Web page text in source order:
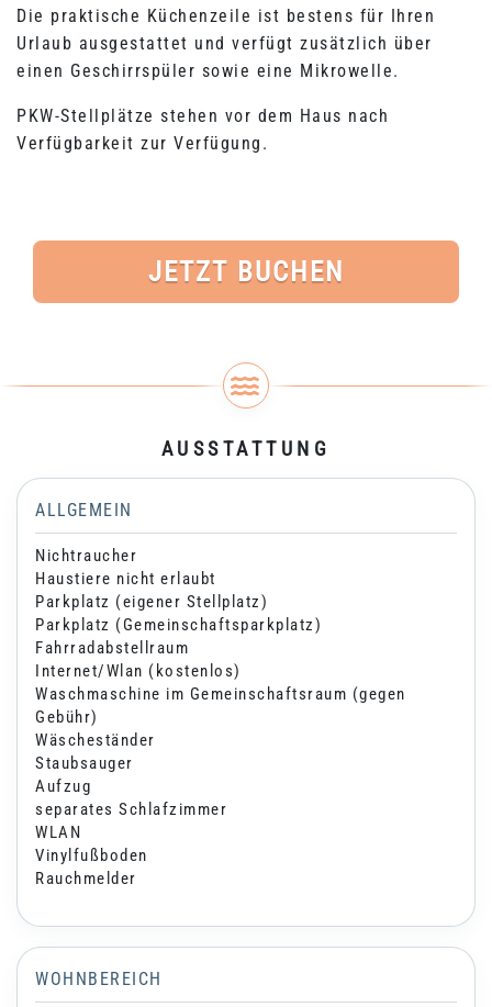
Die praktische Küchenzeile ist bestens für Ihren
Urlaub ausgestattet und verfügt zusätzlich über
einen Geschirrspüler sowie eine Mikrowelle.
PKW-Stellplätze stehen vor dem Haus nach
Verfügbarkeit zur Verfügung.
JETZT BUCHEN
AUSSTATTUNG
ALLGEMEIN
Nichtraucher
Haustiere nicht erlaubt
Parkplatz (eigener Stellplatz)
Parkplatz (Gemeinschaftsparkplatz)
Fahrradabstellraum
Internet/Wlan (kostenlos)
Waschmaschine im Gemeinschaftsraum (gegen
Gebühr)
Wäscheständer
Staubsauger
Aufzug
separates Schlafzimmer
WLAN
Vinylfußboden
Rauchmelder
WOHNBEREICH